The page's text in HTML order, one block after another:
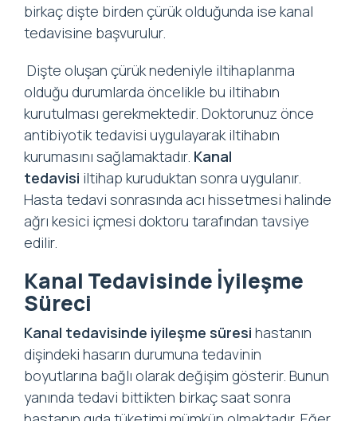
birkaç dişte birden çürük olduğunda ise kanal
tedavisine başvurulur.
Dişte oluşan çürük nedeniyle iltihaplanma
olduğu durumlarda öncelikle bu iltihabın
kurutulması gerekmektedir. Doktorunuz önce
antibiyotik tedavisi uygulayarak iltihabın
kurumasını sağlamaktadır. Kanal
tedavisi iltihap kuruduktan sonra uygulanır.
Hasta tedavi sonrasında acı hissetmesi halinde
ağrı kesici içmesi doktoru tarafından tavsiye
edilir.
Kanal Tedavisinde İyileşme
Süreci
Kanal tedavisinde iyileşme süresi hastanın
dişindeki hasarın durumuna tedavinin
boyutlarına bağlı olarak değişim gösterir. Bunun
yanında tedavi bittikten birkaç saat sonra